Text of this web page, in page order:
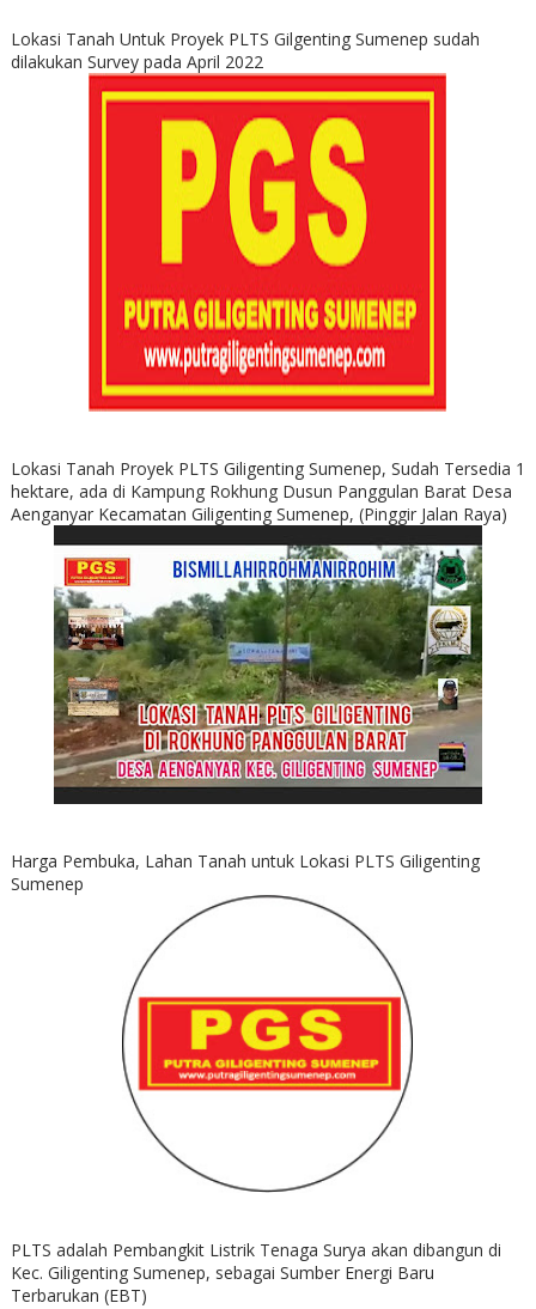
Lokasi Tanah Untuk Proyek PLTS Gilgenting Sumenep sudah
dilakukan Survey pada April 2022
Lokasi Tanah Proyek PLTS Giligenting Sumenep, Sudah Tersedia 1
hektare, ada di Kampung Rokhung Dusun Panggulan Barat Desa
Aenganyar Kecamatan Giligenting Sumenep, (Pinggir Jalan Raya)
Harga Pembuka, Lahan Tanah untuk Lokasi PLTS Giligenting
Sumenep
PLTS adalah Pembangkit Listrik Tenaga Surya akan dibangun di
Kec. Giligenting Sumenep, sebagai Sumber Energi Baru
Terbarukan (EBT)